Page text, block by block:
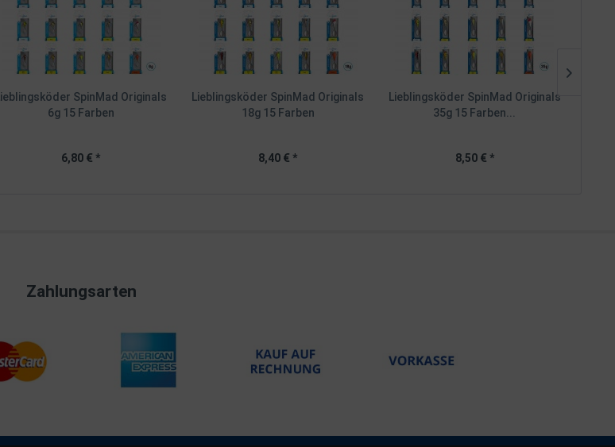
Lieblingsköder SpinMad Originals
6g 15 Farben
6,80 € *
Lieblingsköder SpinMad Originals
18g 15 Farben
8,40 € *
Lieblingsköder SpinMad Originals
35g 15 Farben...
8,50 € *
Zahlungsarten